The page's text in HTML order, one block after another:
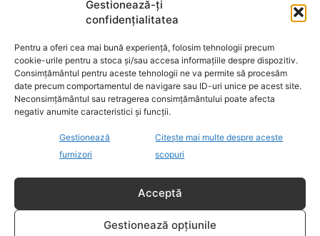
Gestionează-ți
confidențialitatea
Pentru a oferi cea mai bună experiență, folosim tehnologii precum
cookie-urile pentru a stoca și/sau accesa informațiile despre dispozitiv.
Consimțământul pentru aceste tehnologii ne va permite să procesăm
date precum comportamentul de navigare sau ID-uri unice pe acest site.
Neconsimțământul sau retragerea consimțământului poate afecta
negativ anumite caracteristici și funcții.
Gestionează
furnizori
Citește mai multe despre aceste
scopuri
Acceptă
Gestionează opțiunile
Oficiul de Știri
Cele 4 barje pentru redirecționarea Dunării către brațul
Bala vor fi…
Cele 4 barje vor fi scufundate vineri, 7
august. Autoritățile au intrat în linie
dreaptă cu una dintre cele mai